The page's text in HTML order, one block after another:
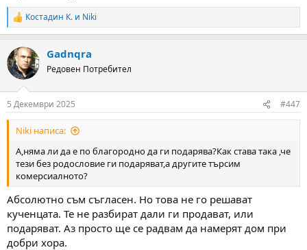
R
e
c
t
i
s
:
Костадин К. и Niki
Gadnqra
Редовен Потребител
5 Декември 2025 #447
Niki написа:
А,няма ли да е по благородно да ги подарява?Как става така ,че
тези без родословие ги подаряват,а другите търсим
комерсиалното?
Абсолютно съм съгласен. Но това не го решават
кученцата. Те не разбират дали ги продават, или
подаряват. Аз просто ще се радвам да намерят дом при
добри хора.